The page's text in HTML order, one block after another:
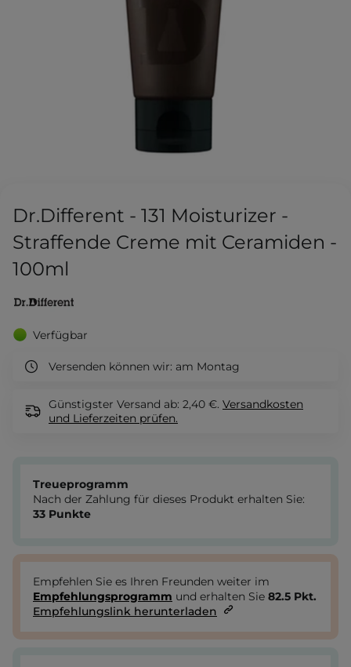
Dr.Different - 131 Moisturizer -
Straffende Creme mit Ceramiden -
100ml
Verfügbar
Versenden können wir: am Montag
Günstigster Versand ab: 2,40 €. Versandkosten
und Lieferzeiten prüfen.
Treueprogramm
Nach der Zahlung für dieses Produkt erhalten Sie:
33 Punkte
Empfehlen Sie es Ihren Freunden weiter im
Empfehlungsprogramm und erhalten Sie 82.5 Pkt.
Empfehlungslink herunterladen